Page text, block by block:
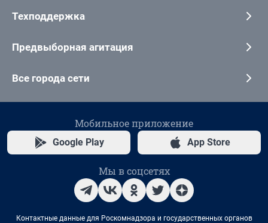
Техподдержка
Предвыборная агитация
Все города сети
Мобильное приложение
Google Play App Store
Мы в соцсетях
Контактные данные для Роскомнадзора и государственных органов